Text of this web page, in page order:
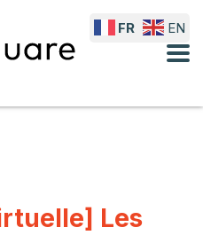
Les
FR EN